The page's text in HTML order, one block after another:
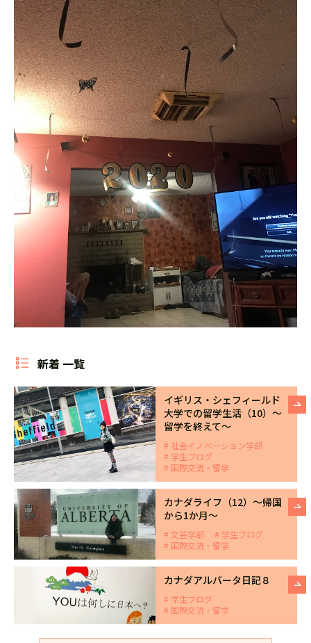
新着 一覧
イギリス・シェフィールド
大学での留学生活（10）～
留学を終えて～
社会イノベーション学部
学生ブログ
国際交流・留学
カナダライフ（12）～帰国
から1か月～
文芸学部
学生ブログ
国際交流・留学
カナダアルバータ日記８
学生ブログ
国際交流・留学